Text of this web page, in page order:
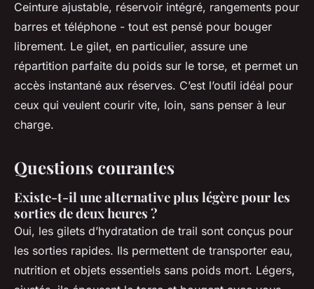
Ceinture ajustable, réservoir intégré, rangements pour
barres et téléphone - tout est pensé pour bouger
librement. Le gilet, en particulier, assure une
répartition parfaite du poids sur le torse, et permet un
accès instantané aux réserves. C’est l’outil idéal pour
ceux qui veulent courir vite, loin, sans penser à leur
charge.
Questions courantes
Existe-t-il une alternative plus légère pour les
sorties de deux heures ?
Oui, les gilets d’hydratation de trail sont conçus pour
les sorties rapides. Ils permettent de transporter eau,
nutrition et objets essentiels sans poids mort. Légers,